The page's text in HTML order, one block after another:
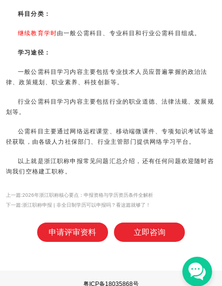
科目分类：
继续教育学时由一般公需科目、专业科目和行业公需科目组成。
学习途径：
一般公需科目学习内容主要包括专业技术人员应普遍掌握的政治法
律、政策规划、职业素养、科技创新等。
行业公需科目学习内容主要包括行业的职业道德、法律法规、发展规
划等。
公需科目主要通过网络远程课堂、移动端微课件、专项知识考试等途
径获取，由各级人力社保部门、行业主管部门提供网络学习平台。
以上就是浙江职称申报常见问题汇总介绍，还有任何问题欢迎随时咨
询我们空格建工职称。
上一篇:2026年浙江职称核心要点：申报资格与学历资历条件全解析
下一篇:浙江职称申报 | 非全日制学历可以申报吗？看这篇就够了！
申请评审资料 立即咨询
粤ICP备18035868号